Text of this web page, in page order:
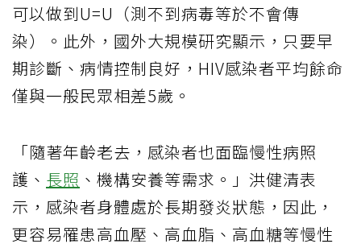
可以做到U=U（測不到病毒等於不會傳
染）。此外，國外大規模研究顯示，只要早
期診斷、病情控制良好，HIV感染者平均餘命
僅與一般民眾相差5歲。
「隨著年齡老去，感染者也面臨慢性病照
護、 長照 、機構安養等需求。」洪健清表
示，感染者身體處於長期發炎狀態，因此，
更容易罹患高血壓、高血脂、高血糖等慢性